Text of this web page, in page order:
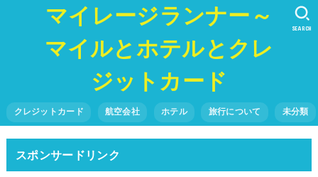
マイレージランナー～
マイルとホテルとクレ
ジットカード
クレジットカード 航空会社 ホテル 旅行について 未分類
SEARCH
スポンサードリンク